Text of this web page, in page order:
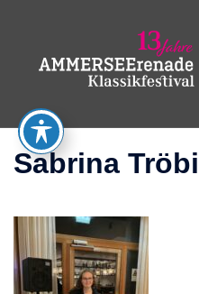
springen
Sabrina